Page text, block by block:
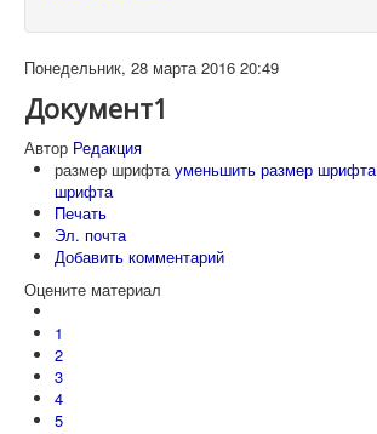
Понедельник, 28 марта 2016 20:49
Документ1
Автор Редакция
размер шрифта уменьшить размер шрифта
шрифта
Печать
Эл. почта
Добавить комментарий
Оцените материал
1
2
3
4
5